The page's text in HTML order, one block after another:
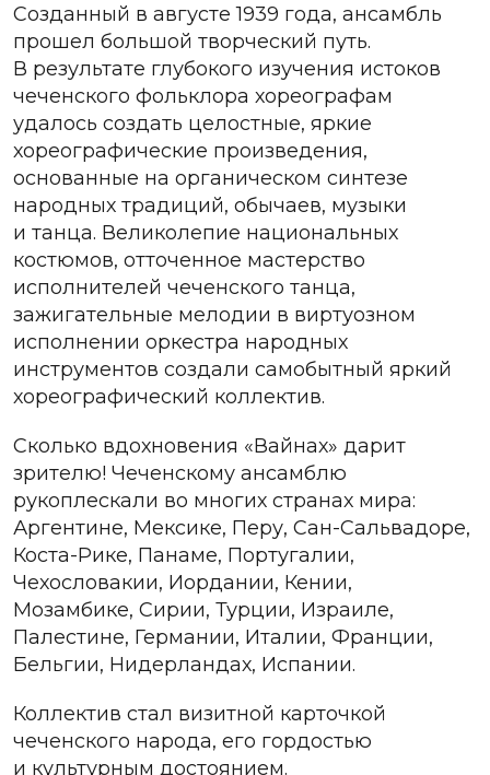
Созданный в августе 1939 года, ансамбль
прошел большой творческий путь.
В результате глубокого изучения истоков
чеченского фольклора хореографам
удалось создать целостные, яркие
хореографические произведения,
основанные на органическом синтезе
народных традиций, обычаев, музыки
и танца. Великолепие национальных
костюмов, отточенное мастерство
исполнителей чеченского танца,
зажигательные мелодии в виртуозном
исполнении оркестра народных
инструментов создали самобытный яркий
хореографический коллектив.
Сколько вдохновения «Вайнах» дарит
зрителю! Чеченскому ансамблю
рукоплескали во многих странах мира:
Аргентине, Мексике, Перу, Сан-Сальвадоре,
Коста-Рике, Панаме, Португалии,
Чехословакии, Иордании, Кении,
Мозамбике, Сирии, Турции, Израиле,
Палестине, Германии, Италии, Франции,
Бельгии, Нидерландах, Испании.
Коллектив стал визитной карточкой
чеченского народа, его гордостью
и культурным достоянием.